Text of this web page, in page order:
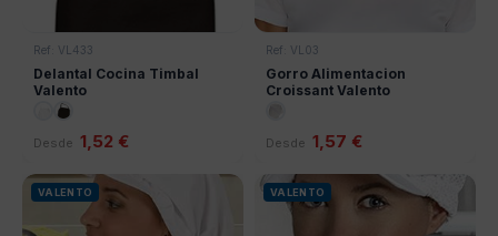
Ref: VL433
Delantal Cocina Timbal
Valento
Desde 1,52 €
Ref: VL03
Gorro Alimentacion
Croissant Valento
Desde 1,57 €
VALENTO VALENTO